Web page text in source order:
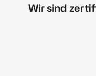
Wir sind